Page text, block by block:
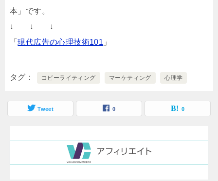
本」です。
↓ ↓ ↓
「現代広告の心理技術101 」
タグ コピーライティング マーケティング 心理学
Tweet 0 0